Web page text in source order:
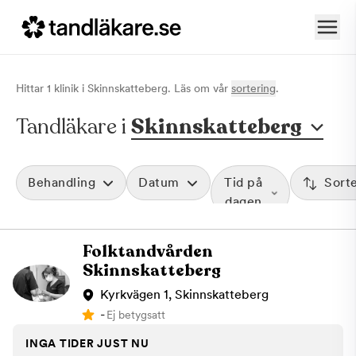
Hittar 1 klinik i Skinnskatteberg. Läs om vår sortering.
Tandläkare i Skinnskatteberg
Behandling Datum
Tid på
dagen
Folktandvården
Skinnskatteberg
Kyrkvägen 1, Skinnskatteberg
-Ej betygsatt
INGA TIDER JUST NU